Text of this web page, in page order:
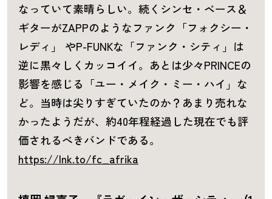
なっていて素晴らしい。続くシンセ・ベース＆
ギターがZAPPのようなファンク「フォクシー・
レディ」 やP-FUNKな「ファンク・シティ」は
逆に黒々しくカッコイイ。あとは少々PRINCEの
影響を感じる「ユー・メイク・ミー・ハイ」な
ど。当時は尖りすぎていたのか？あまり売れな
かったようだが、約40年程経過した現在でも評
価されるべきバンドである。
https://lnk.to/fc_afrika